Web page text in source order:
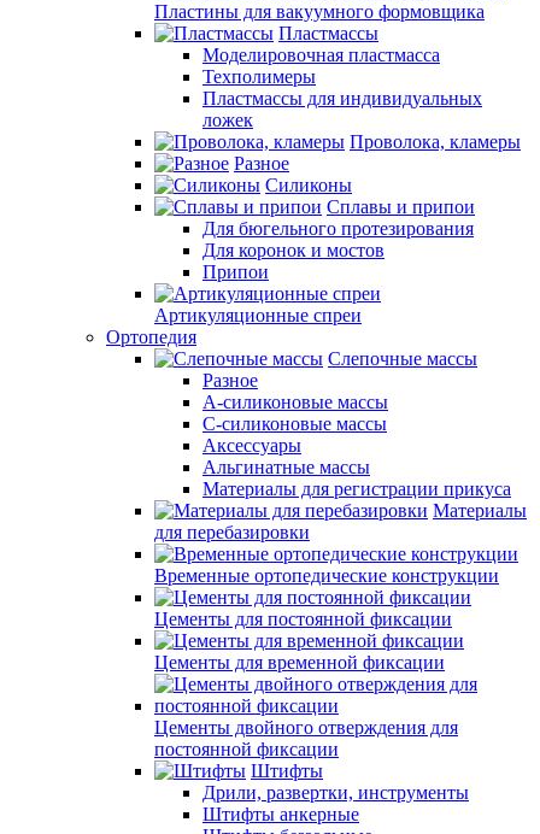
Пластины для вакуумного формовщика
Пластмассы
Моделировочная пластмасса
Техполимеры
Пластмассы для индивидуальных
ложек
Проволока, кламеры
Разное
Силиконы
Сплавы и припои
Для бюгельного протезирования
Для коронок и мостов
Припои
Артикуляционные спреи
Ортопедия
Слепочные массы
Разное
А-силиконовые массы
С-силиконовые массы
Аксессуары
Альгинатные массы
Материалы для регистрации прикуса
Материалы
для перебазировки
Временные ортопедические конструкции
Цементы для постоянной фиксации
Цементы для временной фиксации
Цементы двойного отверждения для
постоянной фиксации
Штифты
Дрили, развертки, инструменты
Штифты анкерные